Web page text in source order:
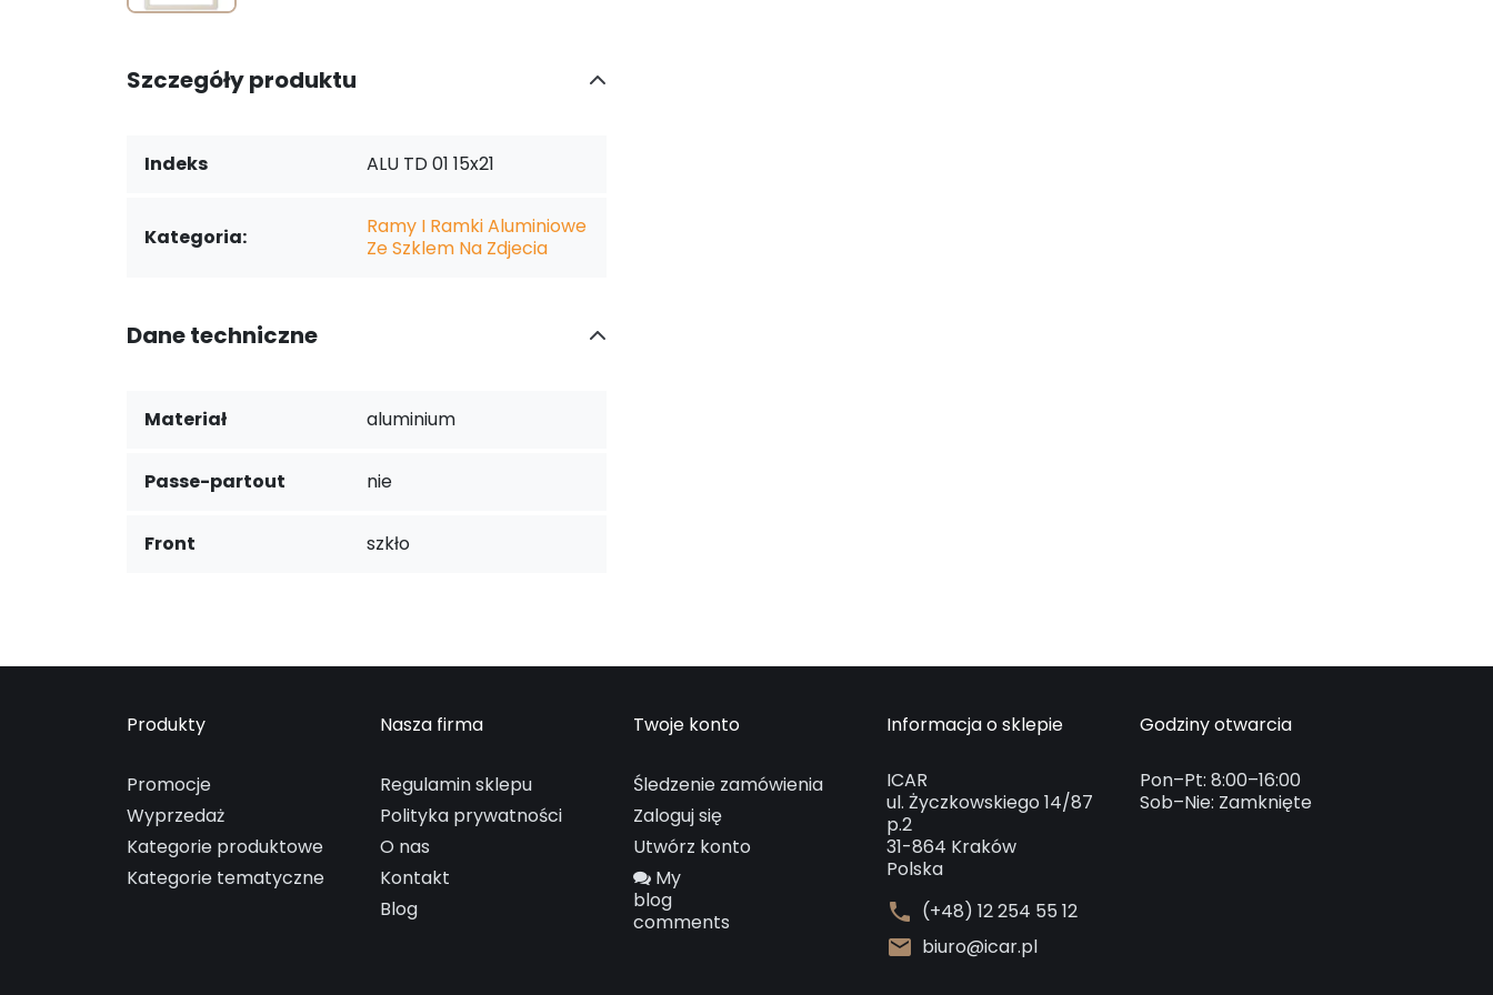
Szczegóły produktu
Indeks ALU TD 01 15x21
Kategoria:
Ramy I Ramki Aluminiowe
Ze Szklem Na Zdjecia
Dane techniczne
Materiał aluminium
Passe-partout nie
Front szkło
Produkty
Promocje
Wyprzedaż
Kategorie produktowe
Kategorie tematyczne
Nasza firma
Regulamin sklepu
Polityka prywatności
O nas
Kontakt
Blog
Twoje konto
Śledzenie zamówienia
Zaloguj się
Utwórz konto
My
blog
comments
Informacja o sklepie
ICAR
ul. Życzkowskiego 14/87
p.2
31-864 Kraków
Polska
phone (+48) 12 254 55 12
mail biuro@icar.pl
Godziny otwarcia
Pon–Pt: 8:00–16:00
Sob–Nie: Zamknięte